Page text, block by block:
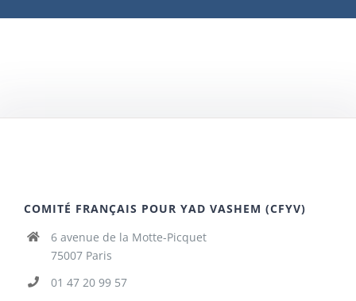
COMITÉ FRANÇAIS POUR YAD VASHEM (CFYV)
6 avenue de la Motte-Picquet
75007 Paris
01 47 20 99 57